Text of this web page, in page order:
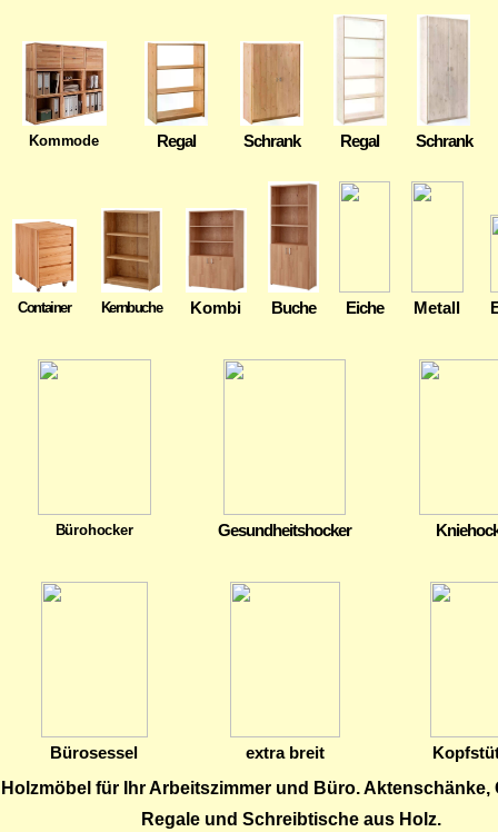
Kommode Regal Schrank Regal Schrank
Container Kernbuche Kombi Buche Eiche Metall
Bürohocker Gesundheitshocker
Bürosessel extra breit
Holzmöbel für Ihr Arbeitszimmer und Büro. Aktenschänke,
Regale und Schreibtische aus Holz.